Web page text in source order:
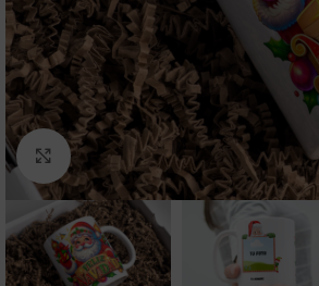
Clic para ampliar